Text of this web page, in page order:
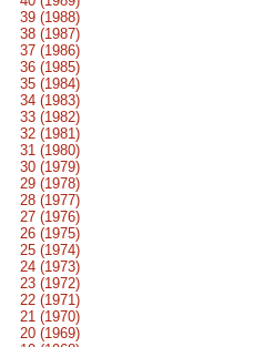
39 (1988)
38 (1987)
37 (1986)
36 (1985)
35 (1984)
34 (1983)
33 (1982)
32 (1981)
31 (1980)
30 (1979)
29 (1978)
28 (1977)
27 (1976)
26 (1975)
25 (1974)
24 (1973)
23 (1972)
22 (1971)
21 (1970)
20 (1969)